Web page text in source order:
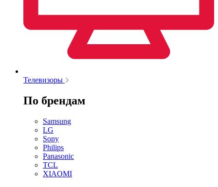
Телевизоры
По брендам
Samsung
LG
Sony
Philips
Panasonic
TCL
XIAOMI